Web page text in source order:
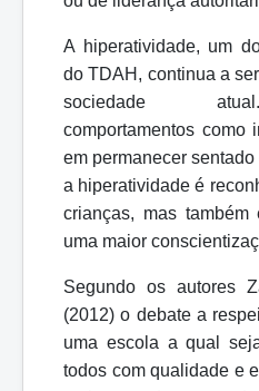
A hiperatividade, um
do TDAH, continua a
sociedade
comportamentos como
em permanecer
a hiperatividade é
crianças, mas também
uma maior
Segundo os autores
(2012) o debate a
uma escola a qual
todos com qualidade e